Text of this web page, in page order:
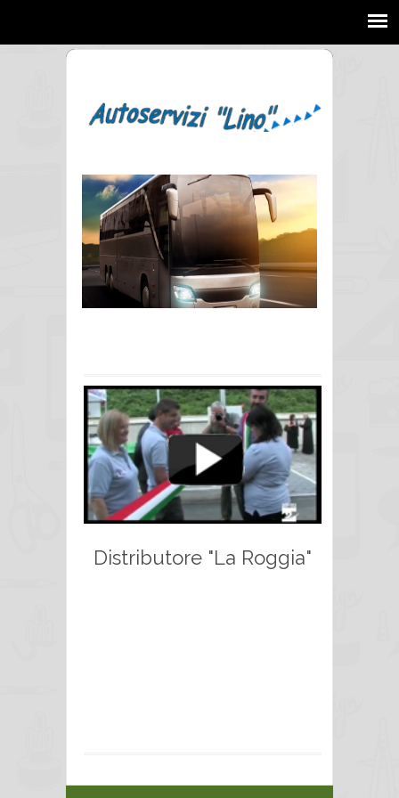
Distributore "La Roggia"